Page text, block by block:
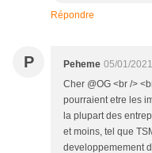
Répondre
P Peheme 05/01/
Cher @OG <br />
pourraient etre les
la plupart des
et moins, tel que
developpemement